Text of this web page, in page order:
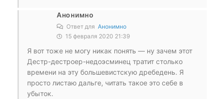
Анонимно
Ответ для Анонимно
15 февраля 2020 21:39
Я вот тоже не могу никак понять — ну зачем этот
Дестр-дестроер-недоэсминец тратит столько
времени на эту большевистскую дребедень. Я
просто листаю дальге, читать такое это себе в
убыток.